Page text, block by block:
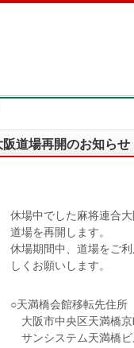
阪道場再開のお知らせ
休場中でした麻将連合
道場を再開します。
休場期間中、道場をご
しくお願いします。
○天満橋会館移転先住所
大阪市中央区天満橋京
サンシステム天満橋ビ